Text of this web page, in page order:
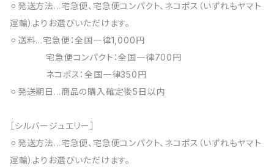
⚪︎発送方法…宅急便、宅急便コンパクト、ネコポス（いずれもヤマト
運輸）よりお選びいただけます。
⚪︎送料…宅急便：全国一律1,000円
宅急便コンパクト：全国一律700円
ネコポス：全国一律350円
⚪︎発送期日…商品の購入確定後5日以内
［シルバージュエリー］
⚪︎発送方法…宅急便、宅急便コンパクト、ネコポス（いずれもヤマト
運輸）よりお選びいただけます。